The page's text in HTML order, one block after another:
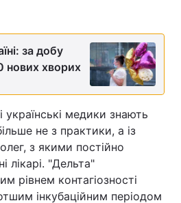
за добу
нових хворих
українські медики знають
не з практики, а із
з якими постійно
лікарі. "Дельта"
рівнем контагіозності
інкубаційним періодом